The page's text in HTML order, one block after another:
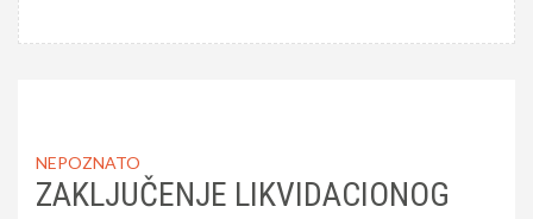
NEPOZNATO
ZAKLJUČENJE LIKVIDACIONOG